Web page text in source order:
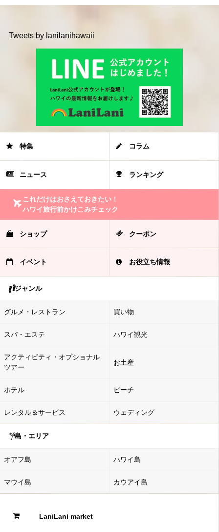
Tweets by lanilanihawaii
特集 コラム
ニュース ランキング
これだけはおさえておきたい！
ハワイ旅行前かけこみチェック
ショップ クーポン
イベント お役立ち情報
ジャンル
グルメ・レストラン 買い物
スパ・エステ ハワイ観光
アクティビティ・オプショナル
ツアー
お土産
ホテル ビーチ
レンタル＆サービス ウェディング
島・エリア
オアフ島 ハワイ島
マウイ島 カウアイ島
LaniLani market